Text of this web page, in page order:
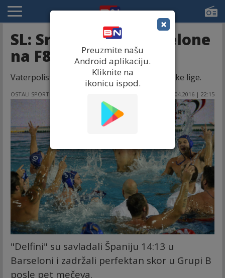
SL: Srbija preko Barselone
na F8!
Vaterpolisti Srbije plasirali su se na F8 Svetske lige.
OSTALI SPORTOVI 26.04.2016 | 22:15
"Delfini" su savladali Španiju 14:13 u
Barseloni i zadržali perfektan skor u Grupi B
posle pet mečeva.
×
Preuzmite našu
Android aplikaciju.
Kliknite na
ikonicu ispod.